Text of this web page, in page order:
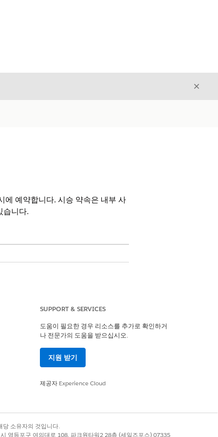
닫기
예약합니다. 시승 약속은 내부 사
습니다.
및 작업 유형 그룹, 서비스 자원, 차량 및
용할 수 있는 사전 정의된 OmniStudio 구
있는 유형의 차량, 약속을 지원하는 사용
과적인 세일즈 후 경험을 위한 주요 기
수 있습니다. 간단한 안내 플로를 사용
SUPPORT & SERVICES
도움이 필요한 경우 리소스를 추가로 확인하거
나 전문가의 도움을 받으십시오.
지원 받기
제공자 Experience Cloud
소유자의 것입니다.
영등포구 여의대로 108, 파크원타워2 28층 (세일즈포스) 07335